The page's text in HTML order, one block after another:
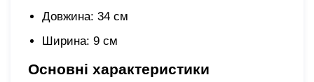
Довжина: 34 см
Ширина: 9 см
Основні характеристики